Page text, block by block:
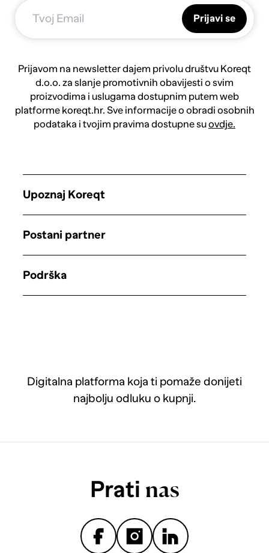
Prijavi se
Prijavom na newsletter dajem privolu društvu Koreqt
d.o.o. za slanje promotivnih obavijesti o svim
proizvodima i uslugama dostupnim putem web
platforme koreqt.hr. Sve informacije o obradi osobnih
podataka i tvojim pravima dostupne suovdje.
Digitalna platforma koja ti pomaže donijeti
najbolju odluku o kupnji.
Upoznaj Koreqt
Postani partner
Podrška
Prati nas